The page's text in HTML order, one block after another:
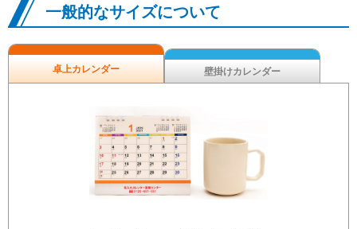
一般的なサイズについて
卓上カレンダー 壁掛けカレンダー